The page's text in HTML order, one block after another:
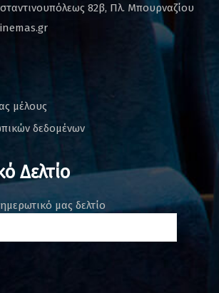
82β, Πλ. Μπουρναζίου
μέλους
δεδομένων
Δελτίο
μας δελτίο